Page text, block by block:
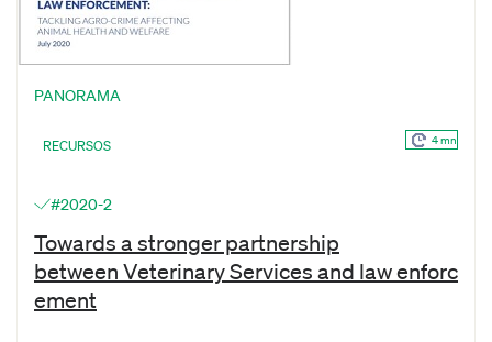
PANORAMA
RECURSOS 4 mn
#2020-2
Towards a stronger partnership
between Veterinary Services and law enforc
ement